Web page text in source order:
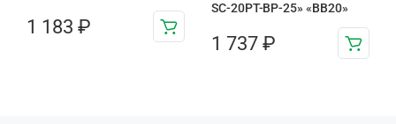
1 183 ₽
SC-20PT-ВР-25» «BB20»
1 737 ₽